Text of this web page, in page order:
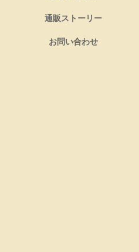
通販ストーリー
お問い合わせ